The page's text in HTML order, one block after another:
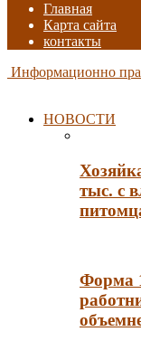
Главная
Карта сайта
контакты
Информационно
НОВОСТИ
тыс. с
Форма